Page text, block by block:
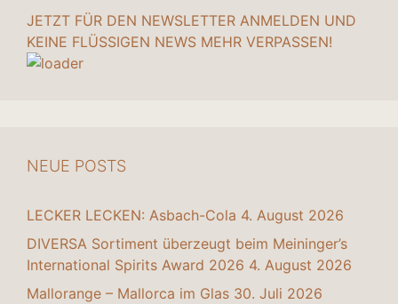
JETZT FÜR DEN NEWSLETTER ANMELDEN UND
KEINE FLÜSSIGEN NEWS MEHR VERPASSEN!
NEUE POSTS
LECKER LECKEN: Asbach-Cola 4. August 2026
DIVERSA Sortiment überzeugt beim Meininger’s
International Spirits Award 2026 4. August 2026
Mallorange – Mallorca im Glas 30. Juli 2026